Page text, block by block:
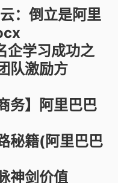
：倒立是阿里
企学习成功之
队激励方
务】阿里巴巴
秘籍(阿里巴巴
神剑价值